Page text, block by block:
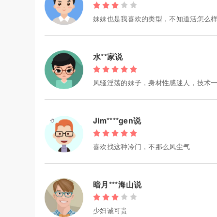
妹妹也是我喜欢的类型，不知道活怎么
水**家说
风骚淫荡的妹子，身材性感迷人，技术
Jim****gen说
喜欢找这种冷门，不那么风尘气
暗月***海山说
少妇诚可贵